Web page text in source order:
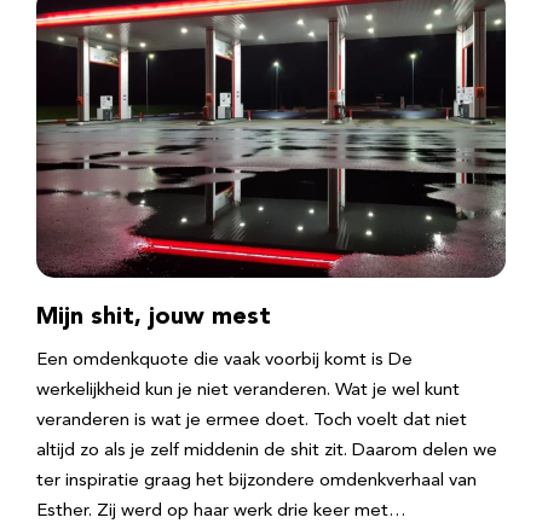
Mijn shit, jouw mest
Een omdenkquote die vaak voorbij komt is De
werkelijkheid kun je niet veranderen. Wat je wel kunt
veranderen is wat je ermee doet. Toch voelt dat niet
altijd zo als je zelf middenin de shit zit. Daarom delen we
ter inspiratie graag het bijzondere omdenkverhaal van
Esther. Zij werd op haar werk drie keer met…